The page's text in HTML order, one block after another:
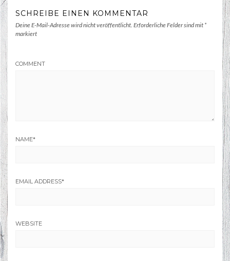
SCHREIBE EINEN KOMMENTAR
Deine E-Mail-Adresse wird nicht veröffentlicht. Erforderliche Felder sind mit *
markiert
COMMENT
NAME*
EMAIL ADDRESS*
WEBSITE